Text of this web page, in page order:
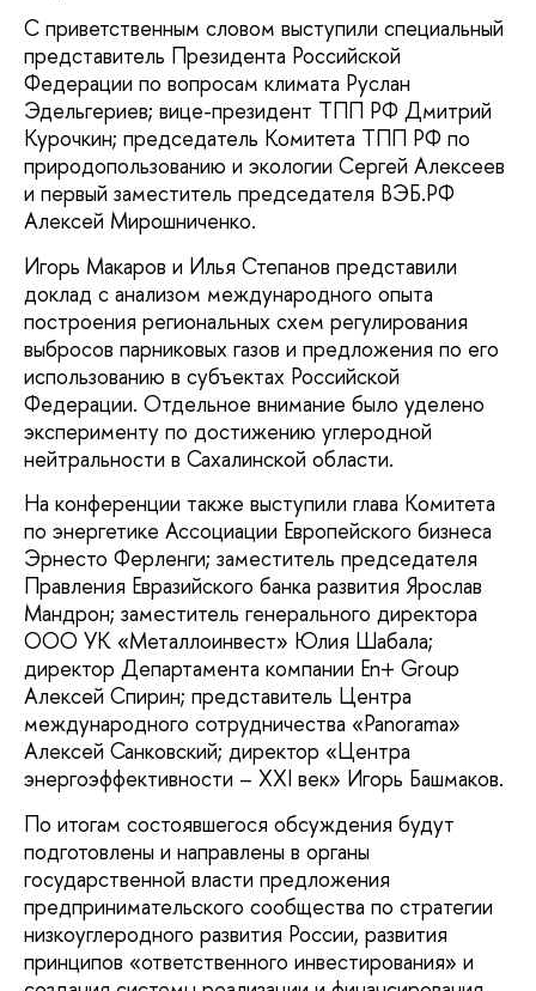
С приветственным словом выступили специальный
представитель Президента Российской
Федерации по вопросам климата Руслан
Эдельгериев; вице-президент ТПП РФ Дмитрий
Курочкин; председатель Комитета ТПП РФ по
природопользованию и экологии Сергей Алексеев
и первый заместитель председателя ВЭБ.РФ
Алексей Мирошниченко.
Игорь Макаров и Илья Степанов представили
доклад с анализом международного опыта
построения региональных схем регулирования
выбросов парниковых газов и предложения по его
использованию в субъектах Российской
Федерации. Отдельное внимание было уделено
эксперименту по достижению углеродной
нейтральности в Сахалинской области.
На конференции также выступили глава Комитета
по энергетике Ассоциации Европейского бизнеса
Эрнесто Ферленги; заместитель председателя
Правления Евразийского банка развития Ярослав
Мандрон; заместитель генерального директора
ООО УК «Металлоинвест» Юлия Шабала;
директор Департамента компании En+ Group
Алексей Спирин; представитель Центра
международного сотрудничества «Panorama»
Алексей Санковский; директор «Центра
энергоэффективности – XXI век» Игорь Башмаков.
По итогам состоявшегося обсуждения будут
подготовлены и направлены в органы
государственной власти предложения
предпринимательского сообщества по стратегии
низкоуглеродного развития России, развития
принципов «ответственного инвестирования» и